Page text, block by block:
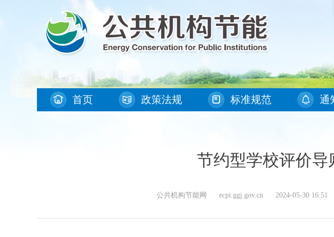
首页 政策法规 标准规范 通
节约型学校评价导
公共机构节能网 ecpi.ggj.gov.cn 2024-05-30